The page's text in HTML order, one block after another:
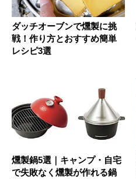
ダッチオーブンで燻製に挑
戦！作り方とおすすめ簡単
レシピ3選
燻製鍋5選｜キャンプ・自宅
で失敗なく燻製が作れる鍋